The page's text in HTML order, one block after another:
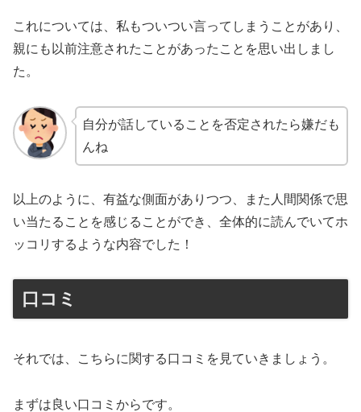
これについては、私もついつい言ってしまうことがあり、
親にも以前注意されたことがあったことを思い出しまし
た。
自分が話していることを否定されたら嫌だも
んね
以上のように、有益な側面がありつつ、また人間関係で思
い当たることを感じることができ、全体的に読んでいてホ
ッコリするような内容でした！
口コミ
それでは、こちらに関する口コミを見ていきましょう。
まずは良い口コミからです。